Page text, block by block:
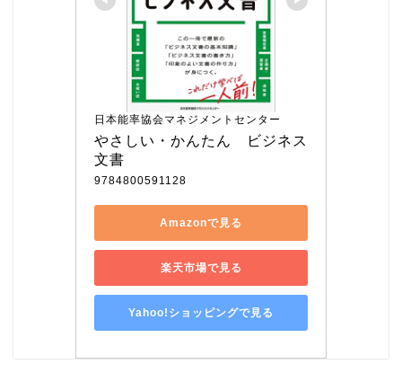
日本能率協会マネジメントセンター
やさしい・かんたん　ビジネス
文書
9784800591128
Amazonで見る
楽天市場で見る
Yahoo!ショッピングで見る